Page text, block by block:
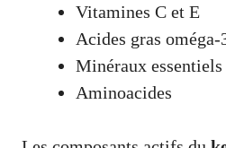
Vitamines C et E
Acides gras oméga-
Minéraux essentiels
Aminoacides